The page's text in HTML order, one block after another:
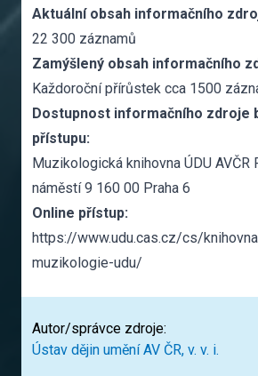
Aktuální obsah informačního
22 300 záznamů
Zamýšlený obsah informačního
Každoroční přírůstek cca 1500
Dostupnost informačního zdroje
přístupu:
Muzikologická knihovna ÚDU AVČR
náměstí 9 160 00 Praha 6
Online přístup:
https://www.udu.cas.cz/cs/
muzikologie-udu/
Autor/správce zdroje:
Ústav dějin umění AV ČR, v. v. i.